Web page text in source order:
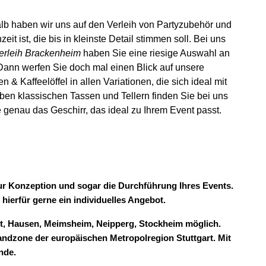
haben wir uns auf den Verleih von Partyzubehör und
ist, die bis in kleinste Detail stimmen soll. Bei uns
Brackenheim haben Sie eine riesige Auswahl an
werfen Sie doch mal einen Blick auf unsere
& Kaffeelöffel in allen Variationen, die sich ideal mit
klassischen Tassen und Tellern finden Sie bei uns
das Geschirr, das ideal zu Ihrem Event passt.
Konzeption und sogar die Durchführung Ihres Events.
gerne ein individuelles Angebot.
Meimsheim, Neipperg, Stockheim möglich.
der europäischen Metropolregion Stuttgart. Mit